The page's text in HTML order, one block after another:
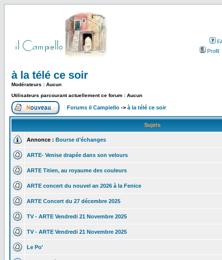
Profil
à la télé ce soir
Modérateurs : Aucun
Utilisateurs parcourant actuellement ce forum : Aucun
Forums il Campiello -> à la télé ce soir
Sujets
Annonce : Bourse d’échanges
ARTE- Venise drapée dans son velours
ARTE Titien, au royaume des couleurs
ARTE concert du nouvel an 2026 à la Fenice
ARTE Concert du 27 décembre 2025
TV - ARTE Vendredi 21 Novembre 2025
TV - ARTE Vendredi 21 Novembre 2025
Le Po'